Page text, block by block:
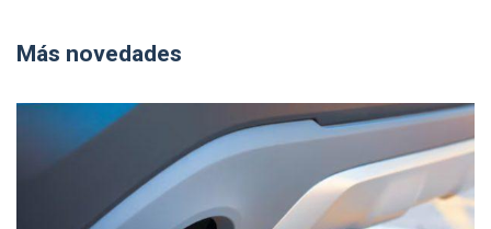
Más novedades